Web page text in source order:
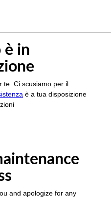
è in
te. Ci scusiamo per il
è a tua disposizione
and apologize for any